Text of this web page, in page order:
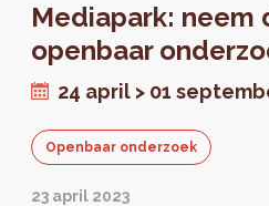
Mediapark: neem
openbaar
24 april > 01
Openbaar onderzoek
23 april 2023